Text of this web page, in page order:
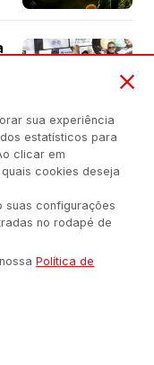
sua experiência
estatísticos para
clicar em
cookies deseja
suas configurações
no rodapé de
Política de